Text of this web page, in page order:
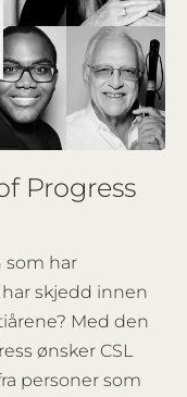
Progress
som har
skjedd innen
Med den
ønsker CSL
personer som